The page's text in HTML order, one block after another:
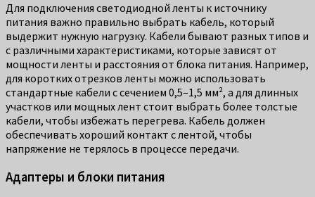
Для подключения светодиодной ленты к источнику
питания важно правильно выбрать кабель, который
выдержит нужную нагрузку. Кабели бывают разных типов и
с различными характеристиками, которые зависят от
мощности ленты и расстояния от блока питания. Например,
для коротких отрезков ленты можно использовать
стандартные кабели с сечением 0,5–1,5 мм², а для длинных
участков или мощных лент стоит выбрать более толстые
кабели, чтобы избежать перегрева. Кабель должен
обеспечивать хороший контакт с лентой, чтобы
напряжение не терялось в процессе передачи.
Адаптеры и блоки питания